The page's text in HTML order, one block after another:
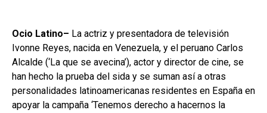
Ocio Latino– La actriz y presentadora de televisión
Ivonne Reyes, nacida en Venezuela, y el peruano Carlos
Alcalde (‘La que se avecina’), actor y director de cine, se
han hecho la prueba del sida y se suman así a otras
personalidades latinoamericanas residentes en España en
apoyar la campaña ‘Tenemos derecho a hacernos la